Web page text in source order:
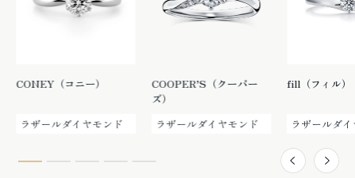
CONEY（コニー）
ラザールダイヤモンド
COOPER’S（クーパー
ズ）
ラザールダイヤモンド
fill（フィル）
ラザールダ